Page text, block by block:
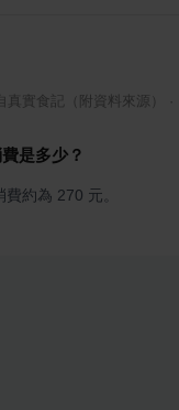
實食記（附資料來源）
是多少？
約為 270 元。